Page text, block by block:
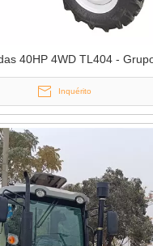
40HP 4WD TL404 -
Inquérito